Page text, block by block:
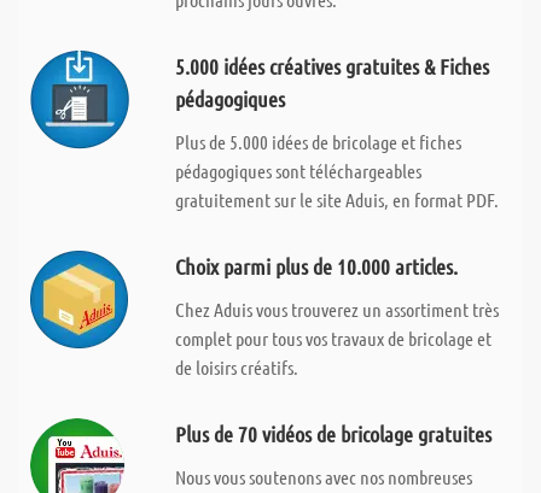
5.000 idées créatives gratuites & Fiches
pédagogiques
Plus de 5.000 idées de bricolage et fiches
pédagogiques sont téléchargeables
gratuitement sur le site Aduis, en format PDF.
Choix parmi plus de 10.000 articles.
Chez Aduis vous trouverez un assortiment très
complet pour tous vos travaux de bricolage et
de loisirs créatifs.
Plus de 70 vidéos de bricolage gratuites
Nous vous soutenons avec nos nombreuses